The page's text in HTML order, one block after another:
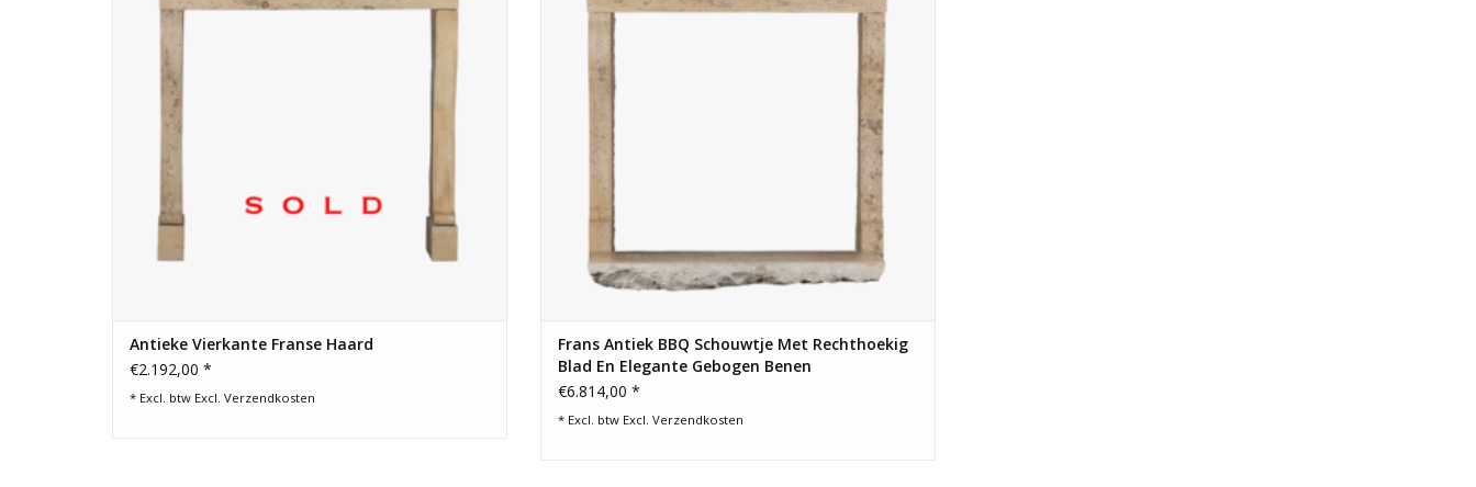
Antieke Vierkante Franse Haard
€2.192,00 *
* Excl. btw Excl. Verzendkosten
aantrekkelijke toevoeging aan elke thuis.
Frans Antiek BBQ Schouwtje Met Rechthoekig
Blad En Elegante Gebogen Benen
€6.814,00 *
* Excl. btw Excl. Verzendkosten